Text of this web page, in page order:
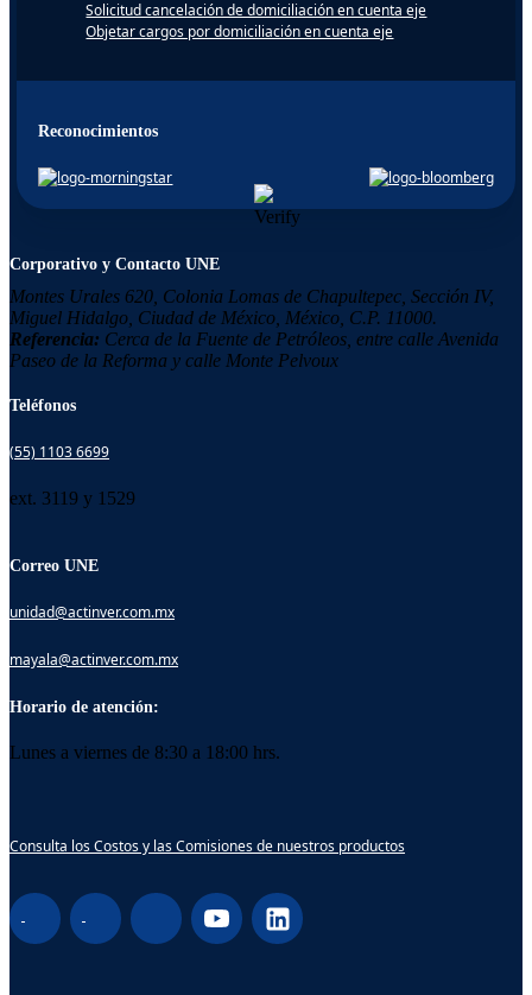
Solicitud cancelación de domiciliación en cuenta eje
Objetar cargos por domiciliación en cuenta eje
Reconocimientos
Corporativo y Contacto UNE
Montes Urales 620, Colonia Lomas de Chapultepec, Sección IV,
Miguel Hidalgo, Ciudad de México, México, C.P. 11000.
Referencia: Cerca de la Fuente de Petróleos, entre calle Avenida
Paseo de la Reforma y calle Monte Pelvoux
Teléfonos
(55) 1103 6699
ext. 3119 y 1529
Correo UNE
unidad@actinver.com.mx
mayala@actinver.com.mx
Horario de atención:
Lunes a viernes de 8:30 a 18:00 hrs.
Consulta los Costos y las Comisiones de nuestros productos